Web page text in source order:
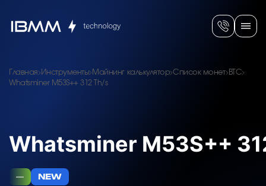
Главная Инструменты Майнинг калькулятор Список монет BTC
Whatsminer M53S++ 312 Th/s
Whatsminer M53S++
— NEW